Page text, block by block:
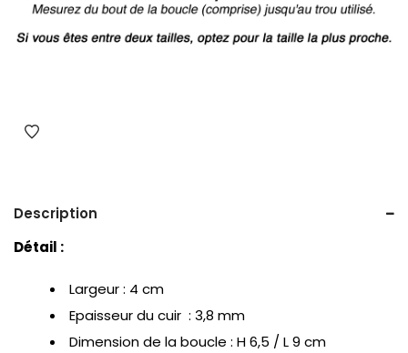
Description
Détail :
Largeur : 4 cm
Epaisseur du cuir : 3,8 mm
Dimension de la boucle : H 6,5 / L 9 cm